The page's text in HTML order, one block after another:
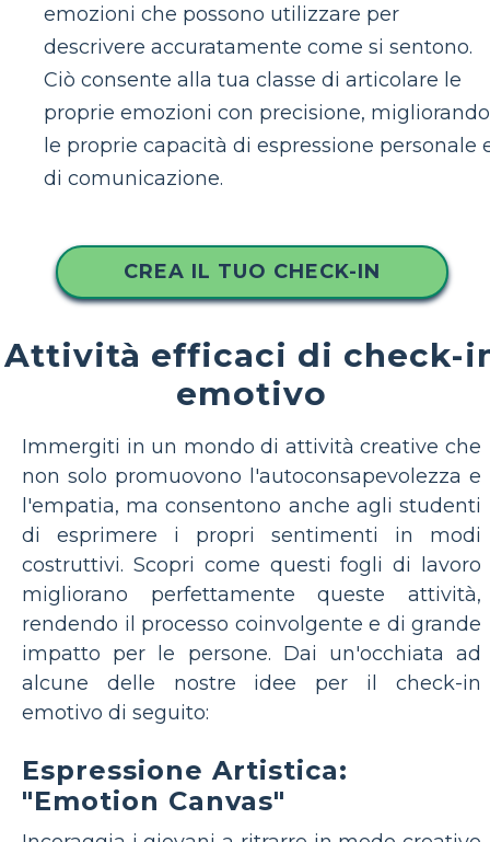
emozioni che possono utilizzare per
descrivere accuratamente come si sentono.
Ciò consente alla tua classe di articolare le
proprie emozioni con precisione, migliorando
le proprie capacità di espressione personale
di comunicazione.
CREA IL TUO CHECK-IN
Attività efficaci di check-
emotivo
Immergiti in un mondo di attività creative che
non solo promuovono l'autoconsapevolezza e
l'empatia, ma consentono anche agli studenti
di esprimere i propri sentimenti in modi
costruttivi. Scopri come questi fogli di lavoro
migliorano perfettamente queste attività,
rendendo il processo coinvolgente e di grande
impatto per le persone. Dai un'occhiata ad
alcune delle nostre idee per il check-in
emotivo di seguito:
Espressione Artistica:
"Emotion Canvas"